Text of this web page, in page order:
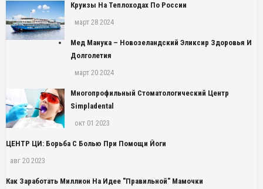
Круизы На Теплоходах По России
март 28 2024
Мед Манука – Новозеландский Эликсир Здоровья И
Долголетия
март 20 2024
Многопрофильный Стоматологический Центр
Simpladental
окт 01 2023
ЦЕНТР ЦИ: Борьба С Болью При Помощи Йоги
авг 20 2023
Как Заработать Миллион На Идее "правильной" Мамочки